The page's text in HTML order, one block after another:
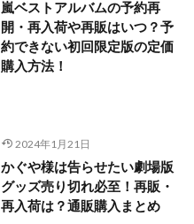
嵐ベストアルバムの予約再
開・再入荷や再販はいつ？予
約できない初回限定版の定価
購入方法！
2024年1月21日
かぐや様は告らせたい劇場版
グッズ売り切れ必至！再販・
再入荷は？通販購入まとめ